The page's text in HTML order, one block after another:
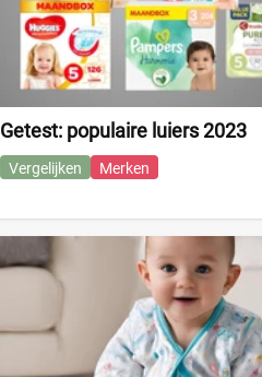
Getest: populaire luiers 2023
Vergelijken Merken